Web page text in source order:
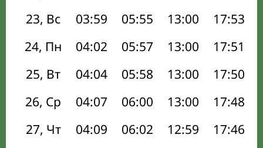
23, Вс
03:59 05:55 13:00 17:53
24, Пн
04:02 05:57 13:00 17:51
25, Вт
04:04 05:58 13:00 17:50
26, Ср
04:07 06:00 13:00 17:48
27, Чт
04:09 06:02 12:59 17:46